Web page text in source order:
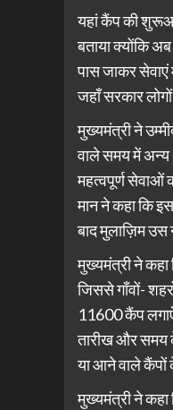
यहां कैंप की
बताया क्योंकि
पास जाकर सेवाएं
जहाँ सरकार
मुख्यमंत्री ने
वाले समय में अन्य
महत्वपूर्ण सेवाओं
मान ने कहा कि
बाद मुलाज़िम उस
मुख्यमंत्री ने
जिससे गाँवों-
11600 कैंप
तारीख और समय
या आने वाले कैंपों
मुख्यमंत्री ने